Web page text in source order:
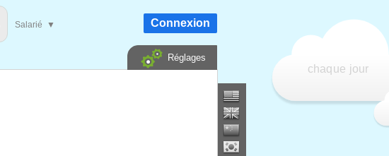
chaque jour
Salarié ▼ Connexion
Réglages